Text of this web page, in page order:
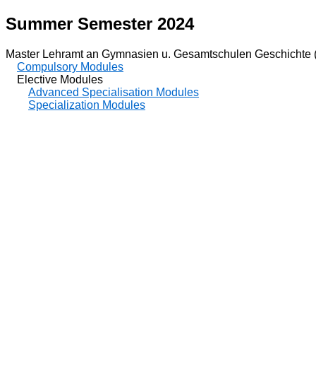
Summer Semester 2024
Master Lehramt an Gymnasien u. Gesamtschulen Geschichte
Compulsory Modules
Elective Modules
Advanced Specialisation Modules
Specialization Modules